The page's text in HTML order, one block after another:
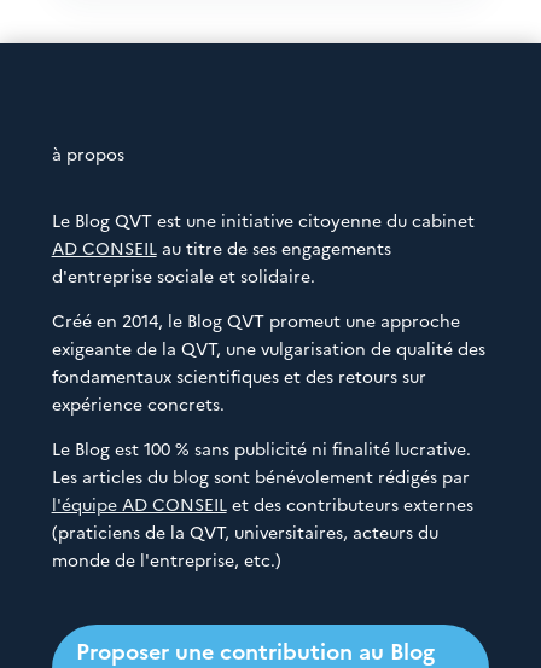
à propos
Le Blog QVT est une initiative citoyenne du cabinet
AD CONSEILau titre de ses engagements
d'entreprise sociale et solidaire.
Créé en 2014, le Blog QVT promeut une approche
exigeante de la QVT, une vulgarisation de qualité des
fondamentaux scientifiques et des retours sur
expérience concrets.
Le Blog est 100 % sans publicité ni finalité lucrative.
Les articles du blog sont bénévolement rédigés par
l'équipe AD CONSEILet des contributeurs externes
(praticiens de la QVT, universitaires, acteurs du
monde de l'entreprise, etc.)
Proposer une contribution au Blog